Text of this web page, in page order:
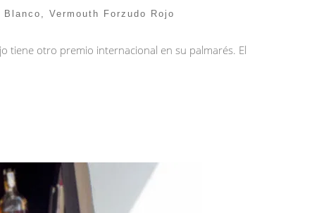
Blanco Vermouth Forzudo Rojo
tiene otro premio internacional en su palmarés. El